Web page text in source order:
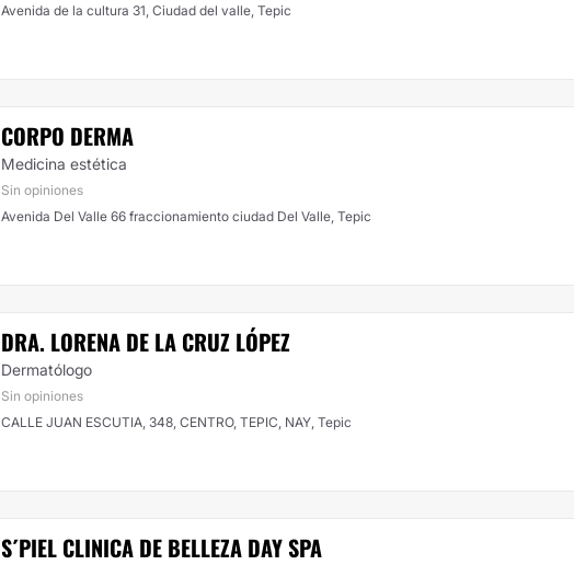
Avenida de la cultura 31, Ciudad del valle, Tepic
CORPO DERMA
Medicina estética
Sin opiniones
Avenida Del Valle 66 fraccionamiento ciudad Del Valle, Tepic
DRA. LORENA DE LA CRUZ LÓPEZ
Dermatólogo
Sin opiniones
CALLE JUAN ESCUTIA, 348, CENTRO, TEPIC, NAY, Tepic
S´PIEL CLINICA DE BELLEZA DAY SPA